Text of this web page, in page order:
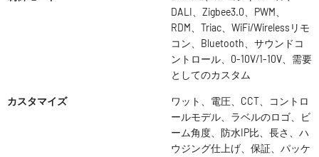
DALI、Zigbee3.0、PWM、
RDM、Triac、WiFi/Wirelessリモ
コン、Bluetooth、サウンドコ
ントロール、0-10V/1-10V、需要
としてのカスタム
カスタマイズ
ワット、電圧、CCT、コントロ
ールモデル、ラベルのロゴ、ビ
ーム角度、防水IP比、長さ、ハ
ウジング仕上げ、保証、パッケ